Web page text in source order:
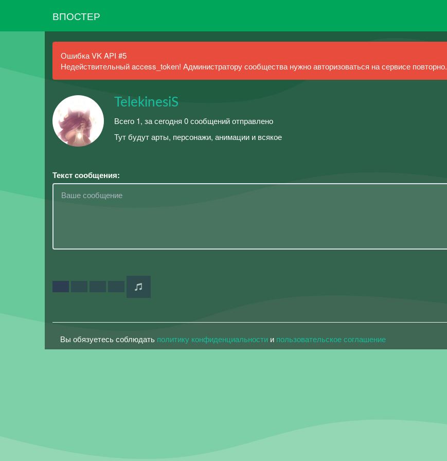
ВПОСТЕР
Ошибка VK API #5
Недействительный access_token! Администратору сообщества нужно авторизоваться на сервисе повторно.
TelekinesiS
Всего 1, за сегодня 0 сообщений отправлено
Тут будут арты, персонажи, анимации и всякое
Текст сообщения:
Вы обязуетесь соблюдать политику конфиденциальности и пользовательское соглашение